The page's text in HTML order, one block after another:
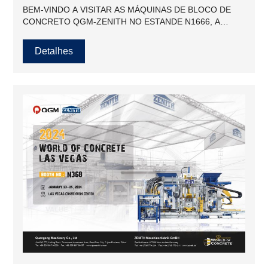
BEM-VINDO A VISITAR AS MÁQUINAS DE BLOCO DE
CONCRETO QGM-ZENITH NO ESTANDE N1666, A
2024
Detalhes